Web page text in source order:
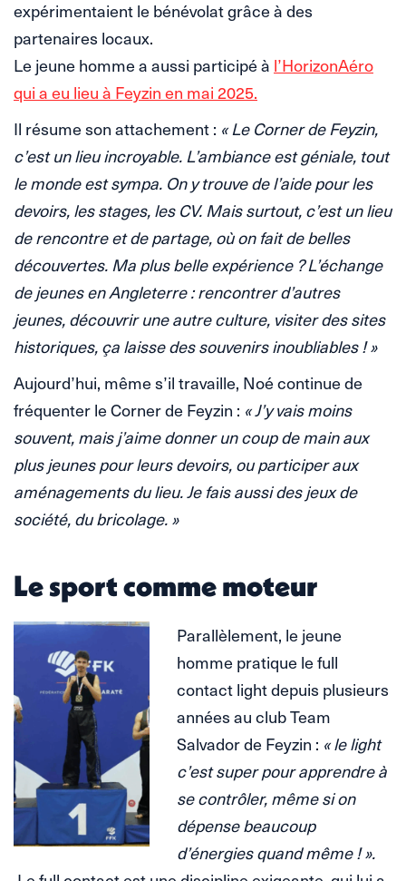
expérimentaient le bénévolat grâce à des
partenaires locaux.
Le jeune homme a aussi participé à l’HorizonAéro
qui a eu lieu à Feyzin en mai 2025.
Il résume son attachement : « Le Corner de Feyzin,
c’est un lieu incroyable. L’ambiance est géniale, tout
le monde est sympa. On y trouve de l’aide pour les
devoirs, les stages, les CV. Mais surtout, c’est un lieu
de rencontre et de partage, où on fait de belles
découvertes. Ma plus belle expérience ? L’échange
de jeunes en Angleterre : rencontrer d’autres
jeunes, découvrir une autre culture, visiter des sites
historiques, ça laisse des souvenirs inoubliables ! »
Aujourd’hui, même s’il travaille, Noé continue de
fréquenter le Corner de Feyzin : « J’y vais moins
souvent, mais j’aime donner un coup de main aux
plus jeunes pour leurs devoirs, ou participer aux
aménagements du lieu. Je fais aussi des jeux de
société, du bricolage. »
Le sport comme moteur
Parallèlement, le jeune
homme pratique le full
contact light depuis plusieurs
années au club Team
Salvador de Feyzin : « le light
c’est super pour apprendre à
se contrôler, même si on
dépense beaucoup
d’énergies quand même ! ».